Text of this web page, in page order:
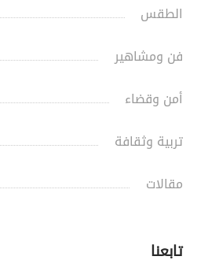
الطقس
فن ومشاهير
أمن وقضاء
تربية وثقافة
مقالات
تابعنا